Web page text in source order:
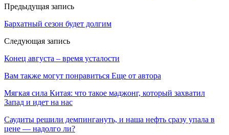
Предыдущая запись
Бархатный сезон будет долгим
Следующая запись
Конец августа – время усталости
Вам также могут понравиться Еще от автора
Мягкая сила Китая: что такое маджонг, который захватил
Запад и идет на нас
Саудиты решили демпингануть, и наша нефть сразу упала в
цене — надолго ли?